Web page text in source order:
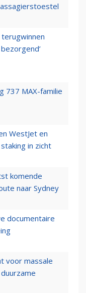
737 MAX-familie
WestJet en
in zicht
komende
naar Sydney
documentaire
voor massale